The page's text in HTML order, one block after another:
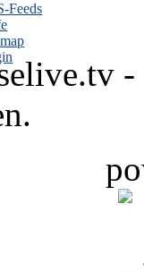
Feeds
-